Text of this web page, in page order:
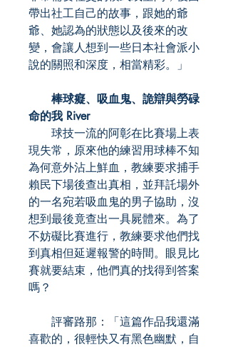
帶出社工自己的故事，跟她的爺
爺、她認為的狀態以及後來的改
變，會讓人想到一些日本社會派小
說的關照和深度，相當精彩。」
棒球癡、吸血鬼、詭辯與勞碌
命的我 River
球技一流的阿彰在比賽場上表
現失常，原來他的練習用球棒不知
為何意外沾上鮮血，教練要求捕手
賴民下場後查出真相，並拜託場外
的一名宛若吸血鬼的男子協助，沒
想到最後竟查出一具屍體來。為了
不妨礙比賽進行，教練要求他們找
到真相但延遲報警的時間。眼見比
賽就要結束，他們真的找得到答案
嗎？
評審路那：「這篇作品我還滿
喜歡的，很輕快又有黑色幽默，自